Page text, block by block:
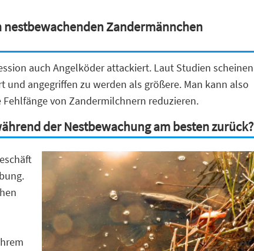
nestbewachenden Zandermännchen
auch Angelköder attackiert. Laut Studien scheinen
und angegriffen zu werden als größere. Man kann also
von Zandermilchnern reduzieren.
der Nestbewachung am besten zurück?